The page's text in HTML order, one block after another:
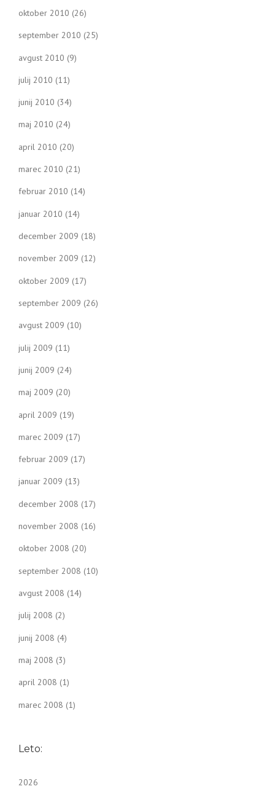
oktober 2010 (26)
september 2010 (25)
avgust 2010 (9)
julij 2010 (11)
junij 2010 (34)
maj 2010 (24)
april 2010 (20)
marec 2010 (21)
februar 2010 (14)
januar 2010 (14)
december 2009 (18)
november 2009 (12)
oktober 2009 (17)
september 2009 (26)
avgust 2009 (10)
julij 2009 (11)
junij 2009 (24)
maj 2009 (20)
april 2009 (19)
marec 2009 (17)
februar 2009 (17)
januar 2009 (13)
december 2008 (17)
november 2008 (16)
oktober 2008 (20)
september 2008 (10)
avgust 2008 (14)
julij 2008 (2)
junij 2008 (4)
maj 2008 (3)
april 2008 (1)
marec 2008 (1)
Leto:
2026